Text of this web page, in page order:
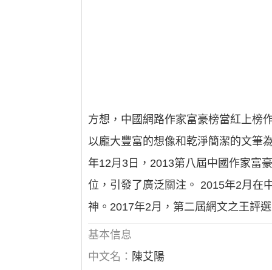
方想，中國網路作家富豪榜當紅上榜
以龐大豐富的想像和乾淨簡潔的文筆
年12月3日，2013第八屆中國作家富
位，引發了廣泛關注。 2015年2月在
神。2017年2月，第二屆網文之王評
基本信息
中文名： 陳艾陽